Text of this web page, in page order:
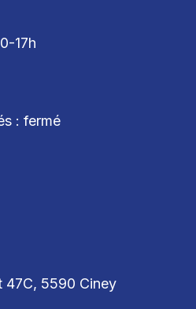
17h
16h
: fermé
47C, 5590 Ciney